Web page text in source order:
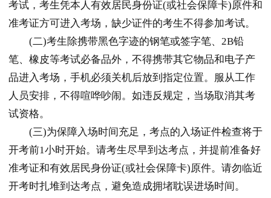
考试，考生凭本人有效居民身份证(或社会保障卡)原件和
准考证方可进入考场，缺少证件的考生不得参加考试。
(二)考生除携带黑色字迹的钢笔或签字笔、2B铅
笔、橡皮等考试必备品外，不得携带其它物品和电子产
品进入考场，手机必须关机后放到指定位置。服从工作
人员安排，不得喧哗吵闹。如违反规定，当场取消其考
试资格。
(三)为保障入场时间充足，考点的入场证件检查将于
开考前1小时开始。请考生尽早到达考点，并提前准备好
准考证和有效居民身份证(或社会保障卡)原件。请勿临近
开考时扎堆到达考点，避免造成拥堵耽误进场时间。